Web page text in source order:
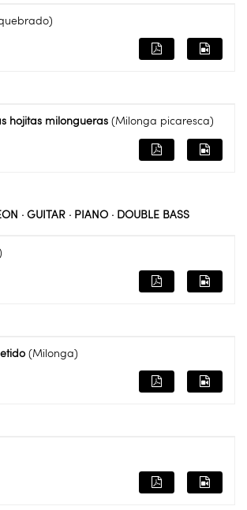
hojitas milongueras (Milonga picaresca)
· GUITAR · PIANO · DOUBLE BASS
(Milonga)